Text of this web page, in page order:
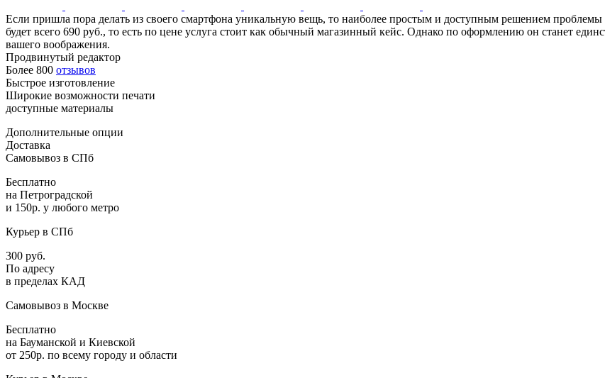
Если пришла пора делать из своего смартфона уникальную вещь, то наиболее простым и доступным решением проблемы
будет всего 690 руб., то есть по цене услуга стоит как обычный магазинный кейс. Однако по оформлению он станет
вашего воображения.
Продвинутый редактор
Более 800 отзывов
Быстрое изготовление
Широкие возможности печати
доступные материалы
Дополнительные опции
Доставка
Самовывоз в СПб
Бесплатно
на Петроградской
и 150р. у любого метро
Курьер в СПб
300 руб.
По адресу
в пределах КАД
Самовывоз в Москве
Бесплатно
на Бауманской и Киевской
от 250р. по всему городу и области